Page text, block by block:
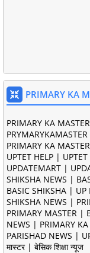
PRIMARY KA
PRIMARY KA
PRIMARY KA
UPTET HELP |
UPDATEMART |
SHIKSHA NEWS |
BASIC SHIKSHA | UP
SHIKSHA NEWS |
PRIMARY MASTER |
NEWS | PRIMARY
PARISHAD NEWS |
मास्टर | बेसिक शिक्षा न्यूज